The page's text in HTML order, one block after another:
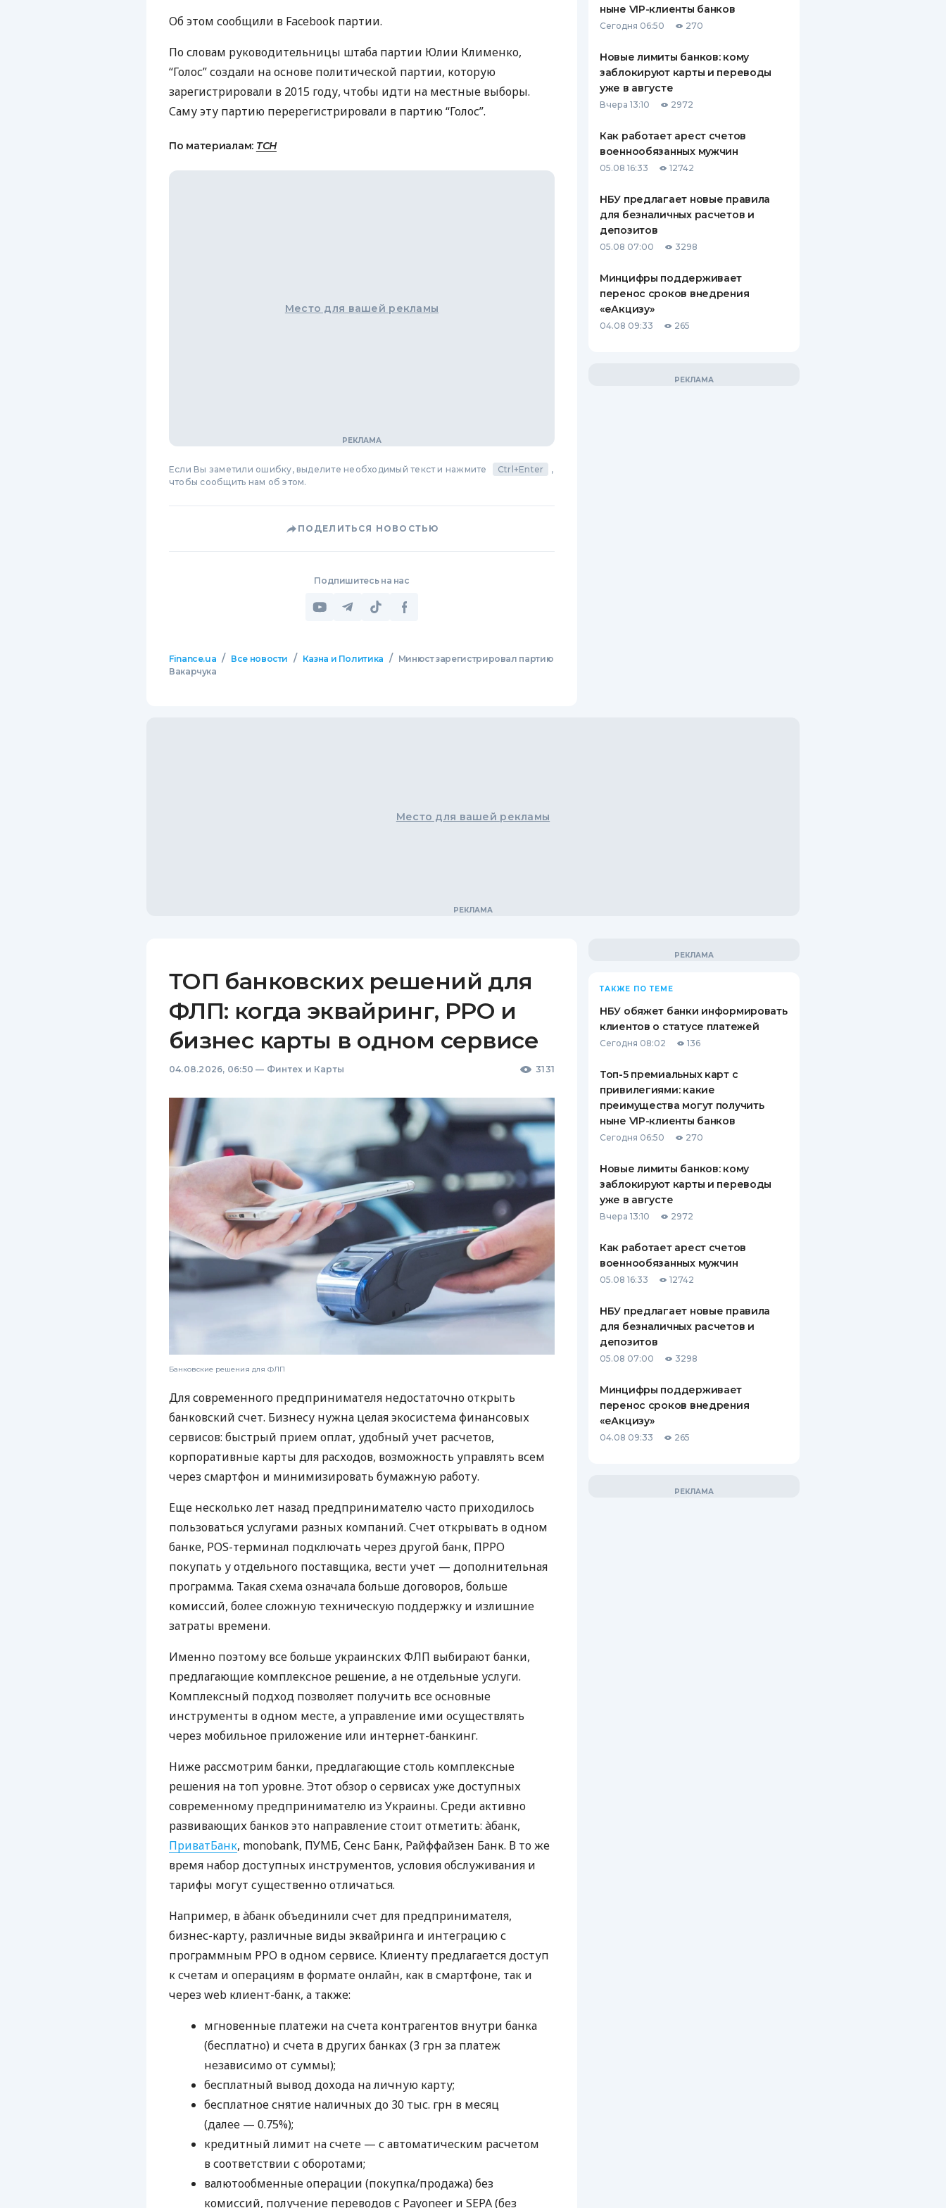
БАНКОВСКИМ КАРТАМ
ПУТЕВОДИТЕЛИ ПО
ВСЕ СТРАХОВЫЕ ПОЛИСЫ
СТРАХОВЫЕ КОМПАНИИ
КОМПАНИЯХ
Об этом сообщили в Facebook партии.
По словам руководительницы штаба партии Юлии Клименко,
“Голос” создали на основе политической партии, которую
зарегистрировали в 2015 году, чтобы идти на местные выборы.
Саму эту партию перерегистрировали в партию “Голос”.
По материалам: ТСН
Место для вашей рекламы
Если Вы заметили ошибку, выделите необходимый текст и нажмите Ctrl+Enter
,
чтобы сообщить нам об этом.
ПОДЕЛИТЬСЯ НОВОСТЬЮ
Подпишитесь на нас
Finance.ua / Все новости / Казна и Политика /
Минюст зарегистрировал партию
Вакарчука
ныне VIP-клиенты банков
Сегодня 06:50 270
Новые лимиты банков: кому
заблокируют карты и переводы
уже в августе
Вчера 13:10 2972
Как работает арест счетов
военнообязанных мужчин
05.08 16:33 12742
НБУ предлагает новые правила
для безналичных расчетов и
депозитов
05.08 07:00 3298
Минцифры поддерживает
перенос сроков внедрения
«еАкцизу»
04.08 09:33 265
Место для вашей рекламы
ТОП банковских решений для
ФЛП: когда эквайринг, РРО и
бизнес карты в одном сервисе
04.08.2026, 06:50 — Финтех и Карты 3131
Банковские решения для ФЛП
Для современного предпринимателя недостаточно открыть
банковский счет. Бизнесу нужна целая экосистема финансовых
сервисов: быстрый прием оплат, удобный учет расчетов,
корпоративные карты для расходов, возможность управлять всем
через смартфон и минимизировать бумажную работу.
Еще несколько лет назад предпринимателю часто приходилось
пользоваться услугами разных компаний. Счет открывать в одном
банке, POS-терминал подключать через другой банк, ПРРО
покупать у отдельного поставщика, вести учет — дополнительная
программа. Такая схема означала больше договоров, больше
комиссий, более сложную техническую поддержку и излишние
затраты времени.
Именно поэтому все больше украинских ФЛП выбирают банки,
предлагающие комплексное решение, а не отдельные услуги.
Комплексный подход позволяет получить все основные
инструменты в одном месте, а управление ими осуществлять
через мобильное приложение или интернет-банкинг.
Ниже рассмотрим банки, предлагающие столь комплексные
решения на топ уровне. Этот обзор о сервисах уже доступных
современному предпринимателю из Украины. Среди активно
развивающих банков это направление стоит отметить: àбанк,
ПриватБанк, monobank, ПУМБ, Сенс Банк, Райффайзен Банк. В то же
время набор доступных инструментов, условия обслуживания и
тарифы могут существенно отличаться.
Например, в àбанк объединили счет для предпринимателя,
бизнес-карту, различные виды эквайринга и интеграцию с
программным РРО в одном сервисе. Клиенту предлагается доступ
к счетам и операциям в формате онлайн, как в смартфоне, так и
через web клиент-банк, а также:
мгновенные платежи на счета контрагентов внутри банка
(бесплатно) и счета в других банках (3 грн за платеж
независимо от суммы);
бесплатный вывод дохода на личную карту;
бесплатное снятие наличных до 30 тыс. грн в месяц
(далее — 0.75%);
кредитный лимит на счете — с автоматическим расчетом
в соответствии с оборотами;
валютообменные операции (покупка/продажа) без
комиссий, получение переводов с Payoneer и SEPA (без
ТАКЖЕ ПО ТЕМЕ
НБУ обяжет банки информировать
клиентов о статусе платежей
Сегодня 08:02 136
Топ-5 премиальных карт с
привилегиями: какие
преимущества могут получить
ныне VIP-клиенты банков
Сегодня 06:50 270
Новые лимиты банков: кому
заблокируют карты и переводы
уже в августе
Вчера 13:10 2972
Как работает арест счетов
военнообязанных мужчин
05.08 16:33 12742
НБУ предлагает новые правила
для безналичных расчетов и
депозитов
05.08 07:00 3298
Минцифры поддерживает
перенос сроков внедрения
«еАкцизу»
04.08 09:33 265